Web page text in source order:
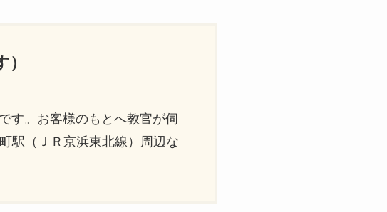
す。お客様のもとへ教官が伺
駅（ＪＲ京浜東北線）周辺な